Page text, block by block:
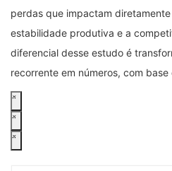
perdas que impactam
estabilidade produtiva e a
diferencial desse estudo é
recorrente em números, com base